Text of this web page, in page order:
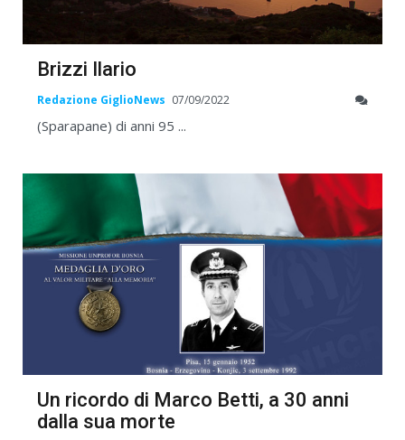
Brizzi Ilario
Redazione GiglioNews 07/09/2022
(Sparapane) di anni 95 ...
Un ricordo di Marco Betti, a 30 anni
dalla sua morte